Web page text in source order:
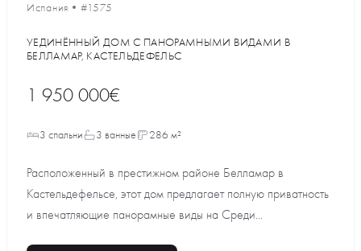
Испания • #1575
УЕДИНЁННЫЙ ДОМ С ПАНОРАМНЫМИ ВИДАМИ В
БЕЛЛАМАР, КАСТЕЛЬДЕФЕЛЬС
1 950 000€
3 спальни 3 ванные 286 м²
Расположенный в престижном районе Белламар в
Кастельдефельсе, этот дом предлагает полную приватность
и впечатляющие панорамные виды на Среди...